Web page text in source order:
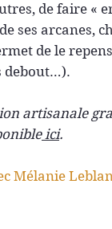
de faire «
ses arcanes,
de le
debout…).
artisanale
ici.
Mélanie